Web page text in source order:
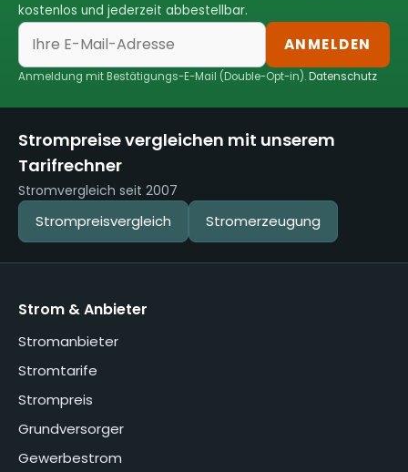
kostenlos und jederzeit abbestellbar.
ANMELDEN
Anmeldung mit Bestätigungs-E-Mail (Double-Opt-in).Datenschutz
Strompreise vergleichen mit unserem
Tarifrechner
Stromvergleich seit 2007
Strompreisvergleich Stromerzeugung
Strom & Anbieter
Stromanbieter
Stromtarife
Strompreis
Grundversorger
Gewerbestrom